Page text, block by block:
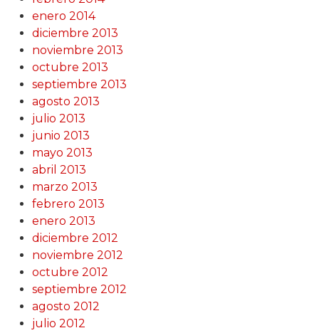
enero 2014
diciembre 2013
noviembre 2013
octubre 2013
septiembre 2013
agosto 2013
julio 2013
junio 2013
mayo 2013
abril 2013
marzo 2013
febrero 2013
enero 2013
diciembre 2012
noviembre 2012
octubre 2012
septiembre 2012
agosto 2012
julio 2012